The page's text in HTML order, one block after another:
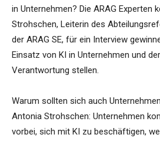
in Unternehmen? Die ARAG Experten
Strohschen, Leiterin des
der ARAG SE, für ein Interview
Einsatz von KI in Unternehmen und
Verantwortung stellen.
Warum sollten sich auch
Antonia Strohschen: Unternehmen
vorbei, sich mit KI zu beschäftigen,